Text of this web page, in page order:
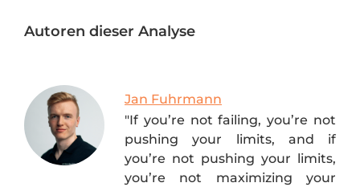
Autoren dieser Analyse
Jan Fuhrmann
"If you’re not failing, you’re not
pushing your limits, and if
you’re not pushing your limits,
you’re not maximizing your